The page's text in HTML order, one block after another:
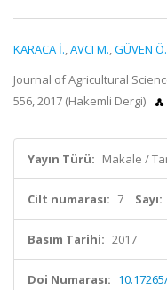
KARACA İ.,AVCI M.,GÜVEN Ö.
Journal of Agricultural
556, 2017 (Hakemli Dergi)
Yayın Türü: Makale /
Cilt numarası: 7 Sayı:
Basım Tarihi: 2017
Doi Numarası: